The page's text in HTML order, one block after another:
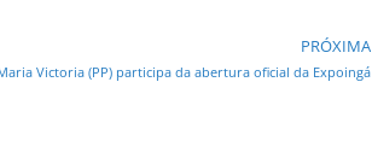
PRÓXIMA
Victoria (PP) participa da abertura oficial da Expoingá